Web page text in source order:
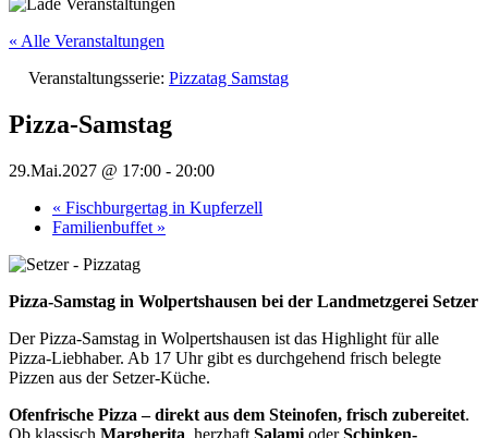
« Alle Veranstaltungen
Veranstaltungsserie: Pizzatag Samstag
Pizza-Samstag
29.Mai.2027 @ 17:00 - 20:00
« Fischburgertag in Kupferzell
Familienbuffet »
Pizza-Samstag in Wolpertshausen bei der Landmetzgerei Setzer
Der Pizza-Samstag in Wolpertshausen ist das Highlight für alle
Pizza-Liebhaber. Ab 17 Uhr gibt es durchgehend frisch belegte
Pizzen aus der Setzer-Küche.
Ofenfrische Pizza – direkt aus dem Steinofen, frisch zubereitet.